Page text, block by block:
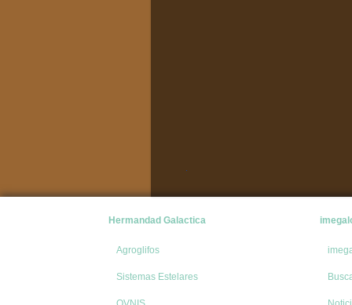
Hermandad Galactica
Agroglifos
Sistemas Estelares